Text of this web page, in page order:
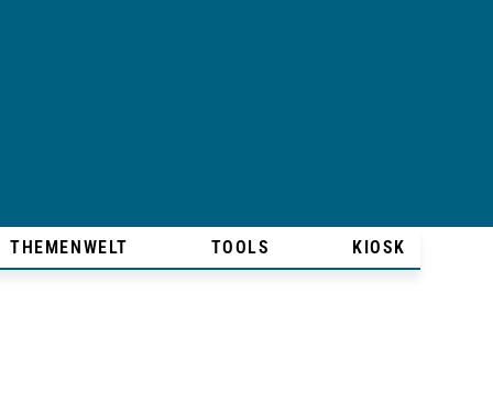
THEMENWELT TOOLS KIOSK